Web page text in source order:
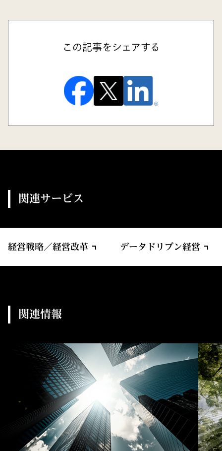
この記事をシェアする
関連サービス
経営戦略／経営改革 データドリブン経営
関連情報